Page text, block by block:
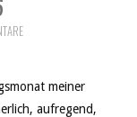
meiner
aufregend,